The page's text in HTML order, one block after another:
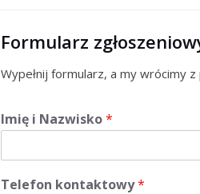
Formularz
Wypełnij formularz, a my wrócimy
Imię i Nazwisko*
Telefon kontaktowy*